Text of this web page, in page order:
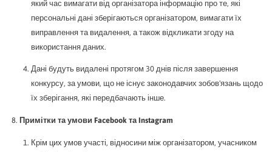
який час вимагати від організатора інформацію про те, які
персональні дані зберігаються організатором, вимагати їх
виправлення та видалення, а також відкликати згоду на
використання даних.
Дані будуть видалені протягом 30 днів після завершення
конкурсу, за умови, що не існує законодавчих зобов'язань щодо
їх зберігання, які передбачають інше.
Примітки та умови Facebook та Instagram
Крім цих умов участі, відносини між організатором, учасником